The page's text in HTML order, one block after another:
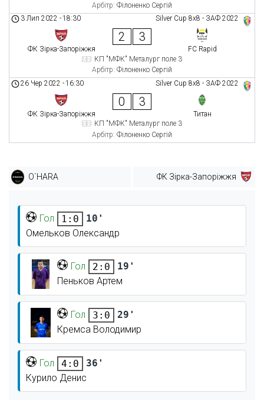
Арбітр: Філоненко Сергій
Silver Cup 8х8 - ЗАФ 2022
3 Лип 2022 -18:30
ФК Зірка-Запоріжжя
2 3
FC Rapid
КП "МФК" Металург поле 3
Арбітр: Філоненко Сергій
Silver Cup 8х8 - ЗАФ 2022
26 Чер 2022 -16:30
ФК Зірка-Запоріжжя
0 3
Титан
КП "МФК" Металург поле 3
Арбітр: Філоненко Сергій
O`HARA ФК Зірка-Запоріжжя
Гол 1:0
10'
Омельков Олександр
Гол 2:0
19'
Пеньков Артем
Гол 3:0
29'
Кремса Володимир
Гол 4:0
36'
Курило Денис